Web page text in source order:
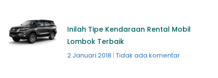
Inilah Tipe Kendaraan Rental Mobil
Lombok Terbaik
2 Januari 2018 Tidak ada komentar